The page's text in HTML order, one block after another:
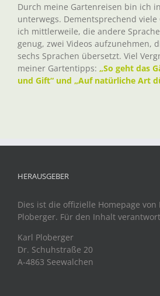
Durch meine Gartenreisen bin ich
unterwegs. Dementsprechend
ich mittlerweile, die andere
genug, zwei Videos aufzunehmen,
sechs Sprachen übersetzt. Viel
meiner Gartentipps: „So geht das
und Gift“ und „Auf natürliche Art
HERAUSGEBER
Dies ist die offizielle Homepage
Ploberger. Für den Inhalt
Karl Ploberger
Dr. Schuhstraße 20
A-4863 Seewalchen